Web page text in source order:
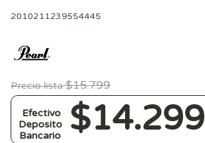
2010211239554445
Precio lista $15.799
$14.299
Efectivo
Deposito
Bancario